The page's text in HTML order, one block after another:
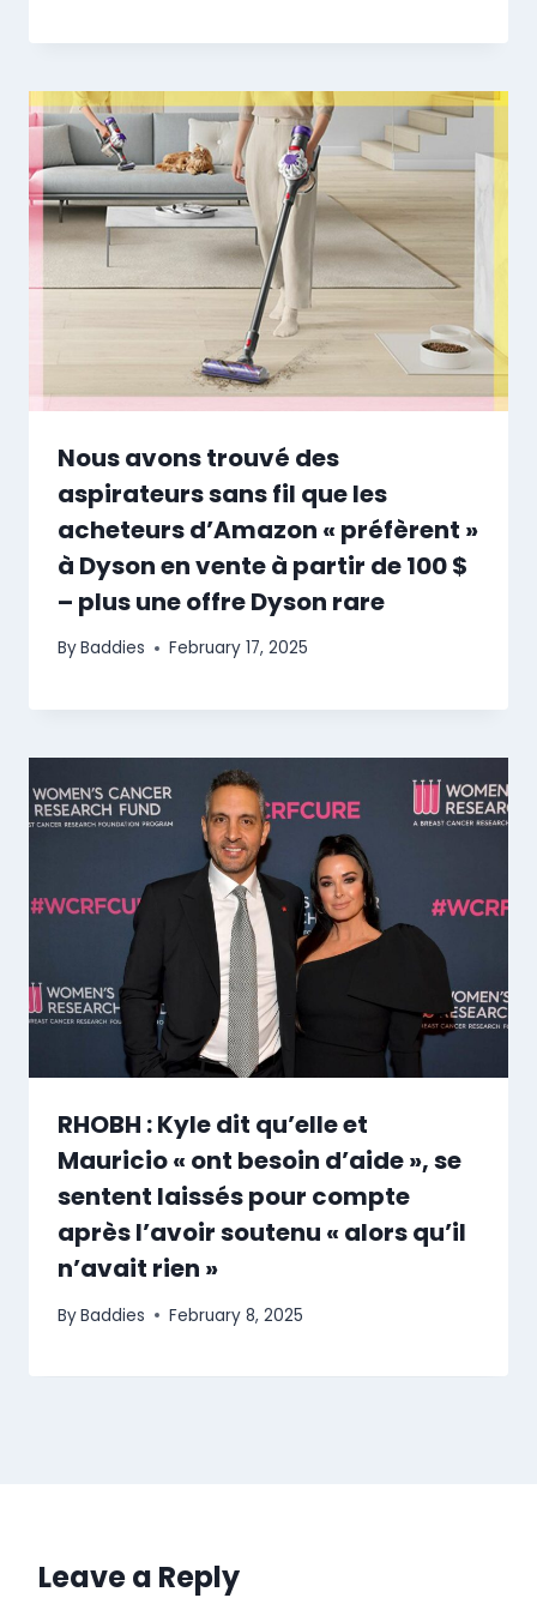
Nous avons trouvé des
aspirateurs sans fil que les
acheteurs d’Amazon « préfèrent »
à Dyson en vente à partir de 100 $
– plus une offre Dyson rare
ByBaddies February 17, 2025
RHOBH : Kyle dit qu’elle et
Mauricio « ont besoin d’aide », se
sentent laissés pour compte
après l’avoir soutenu « alors qu’il
n’avait rien »
ByBaddies February 8, 2025
Leave a Reply